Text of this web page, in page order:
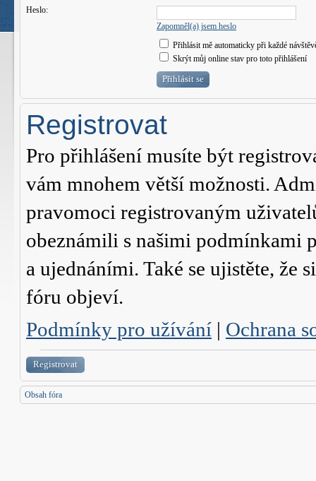
Heslo:
Zapomněl(a) jsem heslo
Přihlásit mě automaticky při každé
Skrýt můj online stav pro toto přihlášení
Registrovat
Pro přihlášení musíte být
vám mnohem větší možnosti.
pravomoci registrovaným
obeznámili s našimi podmínkami
a ujednáními. Také se ujistěte, že
fóru objeví.
Podmínky pro užívání | Ochrana
Registrovat
Obsah fóra